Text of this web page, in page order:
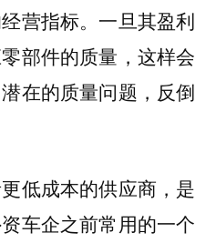
营指标。一旦其盈利
部件的质量，这样会
在的质量问题，反倒
低成本的供应商，是
车企之前常用的一个